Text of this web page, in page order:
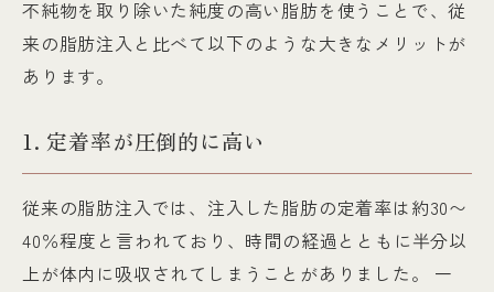
不純物を取り除いた純度の高い脂肪を使うことで、従
来の脂肪注入と比べて以下のような大きなメリットが
あります。
1. 定着率が圧倒的に高い
従来の脂肪注入では、注入した脂肪の定着率は約30〜
40％程度と言われており、時間の経過とともに半分以
上が体内に吸収されてしまうことがありました。 一